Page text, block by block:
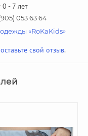
0 - 7 лет
053 63 64
«RoKaKids»
оставьте свой отзыв.